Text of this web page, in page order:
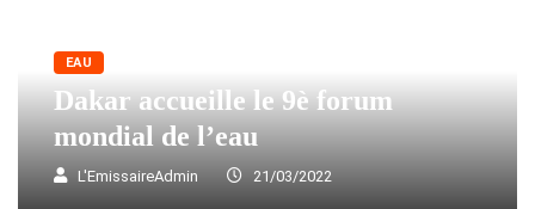
EAU
Dakar accueille le 9è forum
mondial de l’eau
L'EmissaireAdmin 21/03/2022